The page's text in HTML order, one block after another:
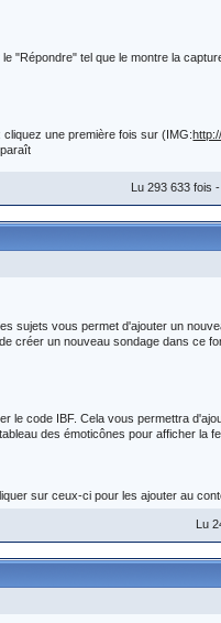
débutent dans leur généalogie (les
été lues, a défaut pour revoir
"aider les lecteurs à
style_emoticons/default/rolleyes.gif ) ;-)
(dates que vous connaissez et
abonné(e) connait-il ou peut-il
abonné(e) connait-il ou
Agate les parents du mariés
"Répondre" tel que le montre la
une première fois sur (IMG:
Lu 293 633 fois
sujets vous permet d'ajouter un
créer un nouveau sondage dans ce
le code IBF. Cela vous permettra
des émoticônes pour afficher la
sur ceux-ci pour les ajouter au
décochée alors tout texte
'Activer la notification par
email des nouveaux messages' pour
sa création. Cette icône apparaîtra à
Lu